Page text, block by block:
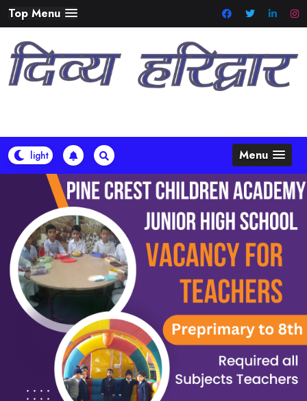
Skip
to
content
Top Menu
Menu